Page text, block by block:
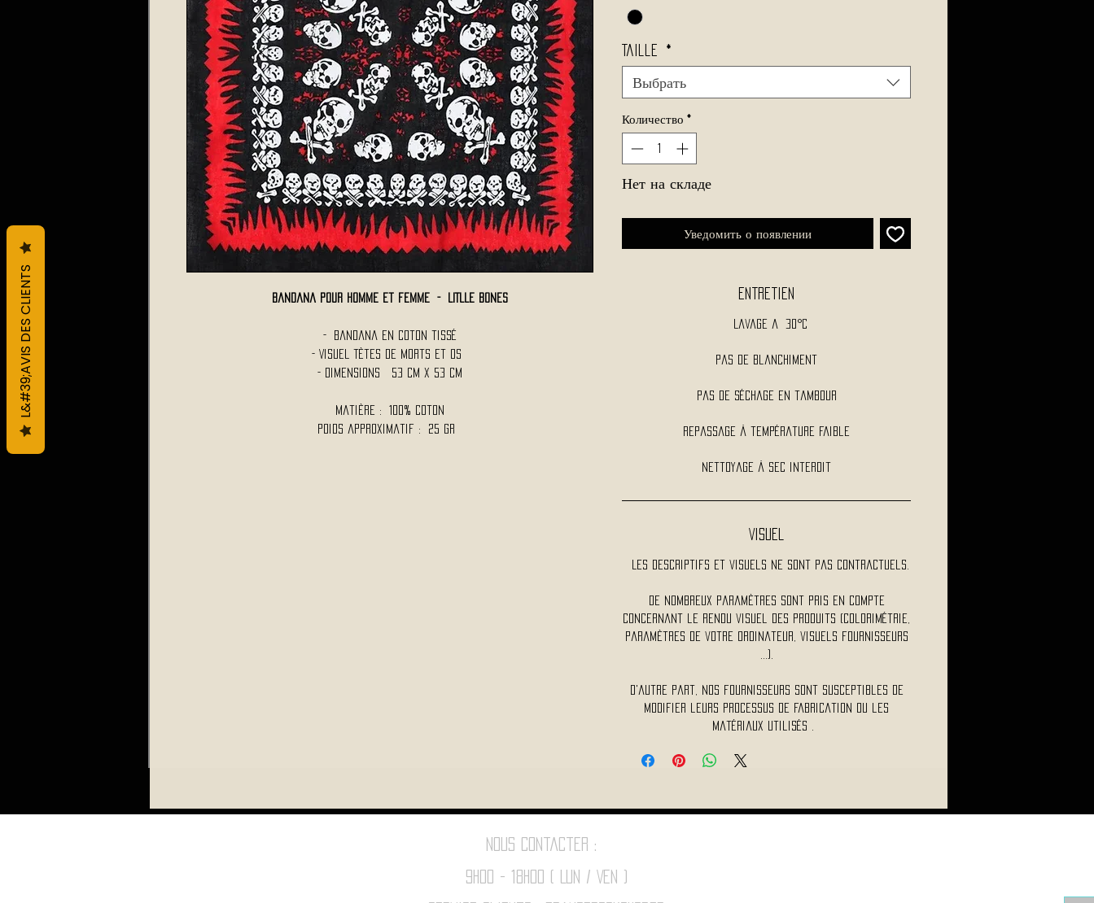
Bandana Pour Homme et femme - LITLLE BONES
- Bandana en coton tissé
- Visuel Tètes de Morts et Os
- Dimensions 53 cm x 53 cm
Matière : 100% Coton
Poids approximatif : 25 Gr
Taille *
Выбрать
Количество *
Нет на складе
Уведомить о появлении
Entretien
Lavage a 30°C
Pas de blanchiment
Pas de séchage en tambour
Repassage à température faible
Nettoyage à sec interdit
Visuel
Les descriptifs et visuels ne sont pas contractuels.
De nombreux paramètres sont pris en compte
concernant le rendu visuel des produits (colorimétrie,
paramètres de votre ordinateur, visuels fournisseurs
D'autre part, nos fournisseurs sont susceptibles de
modifier leurs processus de fabrication ou les
matériaux utilisés .
Nous contacter :
9h00 - 18H00 ( Lun / Ven )
L&#39;AVIS DES CLIENTS